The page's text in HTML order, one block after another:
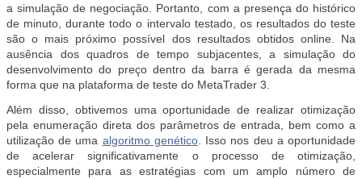
a simulação de negociação. Portanto, com a presença do histórico
de minuto, durante todo o intervalo testado, os resultados do teste
são o mais próximo possível dos resultados obtidos online. Na
ausência dos quadros de tempo subjacentes, a simulação do
desenvolvimento do preço dentro da barra é gerada da mesma
forma que na plataforma de teste do MetaTrader 3.
Além disso, obtivemos uma oportunidade de realizar otimização
pela enumeração direta dos parâmetros de entrada, bem como a
utilização de uma algoritmo genético. Isso nos deu a oportunidade
de acelerar significativamente o processo de otimização,
especialmente para as estratégias com um amplo número de